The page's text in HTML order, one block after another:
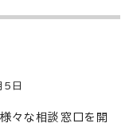
5日
々な相談窓口を開